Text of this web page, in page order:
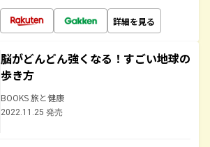
詳細を見る
脳がどんどん強くなる！すごい地球の
歩き方
BOOKS 旅と健康
2022.11.25 発売